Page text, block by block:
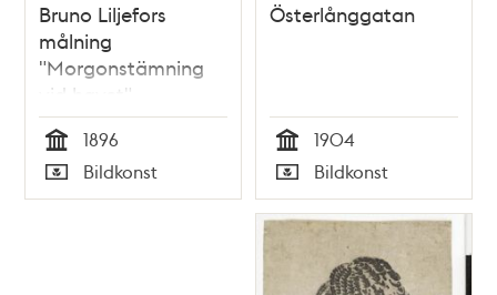
Bruno Liljefors
målning
"Morgonstämning
vid havet"
Tid
1896
Typ
Bildkonst
Österlånggatan
Tid
1904
Typ
Bildkonst